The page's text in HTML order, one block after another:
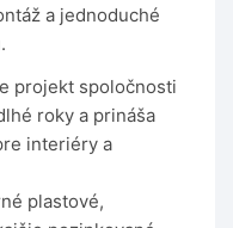
a jednoduché
projekt spoločnosti
roky a prináša
interiéry a
plastové,